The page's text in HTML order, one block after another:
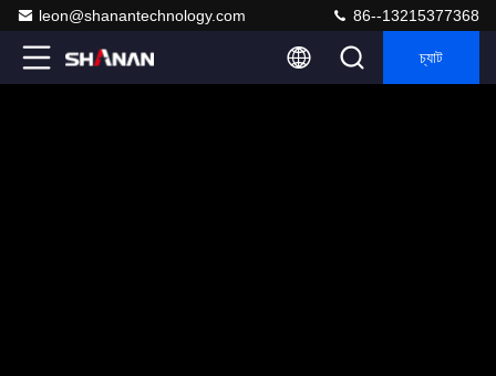
leon@shanantechnology.com 86--13215377368
চ্যাট